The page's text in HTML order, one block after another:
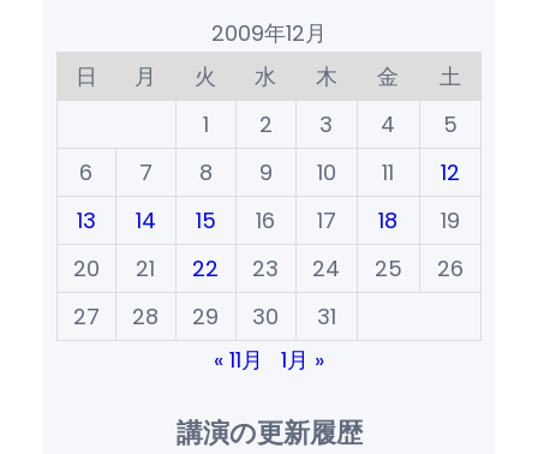
2009年12月
日
月 火 水 木 金
土
1
2 3 4
5
6
7 8 9 10 11
12
13
14 15 16 17 18
19
20
21 22 23 24 25
26
27
28 29 30
31
« 11月
1月 »
講演の更新履歴